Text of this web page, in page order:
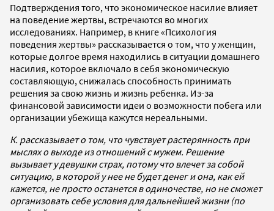
Подтверждения того, что экономическое насилие влияет
на поведение жертвы, встречаются во многих
исследованиях. Например, в книге «Психология
поведения жертвы» рассказывается о том, что у женщин,
которые долгое время находились в ситуации домашнего
насилия, которое включало в себя экономическую
составляющую, снижалась способность принимать
решения за свою жизнь и жизнь ребенка. Из-за
финансовой зависимости идеи о возможности побега или
организации убежища кажутся нереальными.
К. рассказывает о том, что чувствует растерянность при
мыслях о выходе из отношений с мужем. Решение
вызывает у девушки страх, потому что влечет за собой
ситуацию, в которой у нее не будет денег и она, как ей
кажется, не просто останется в одиночестве, но не сможет
организовать себе условия для дальнейшей жизни (по